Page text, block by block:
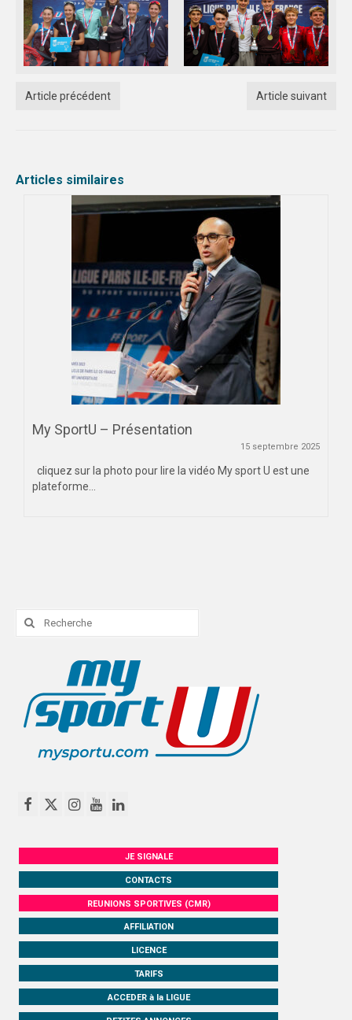
Article précédent Article suivant
Articles similaires
My SportU – Présentation
15 septembre 2025
cliquez sur la photo pour lire la vidéo My sport U est une
plateforme...
Rechercher
JE SIGNALE
CONTACTS
REUNIONS SPORTIVES (CMR)
AFFILIATION
LICENCE
TARIFS
ACCEDER à la LIGUE